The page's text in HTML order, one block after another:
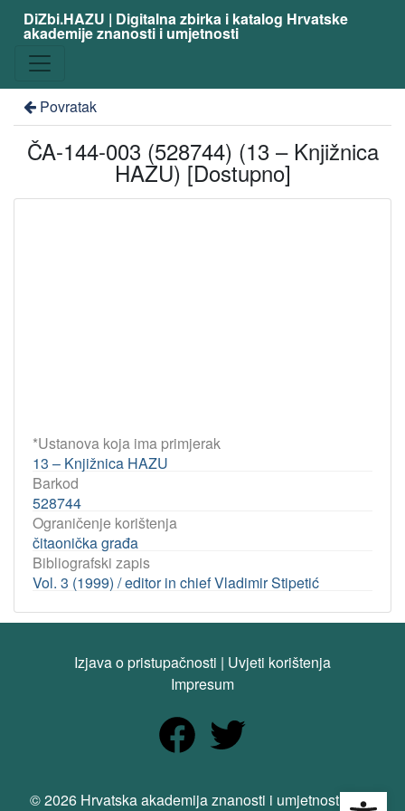
DiZbi.HAZU | Digitalna zbirka i katalog Hrvatske
akademije znanosti i umjetnosti
Povratak
ČA-144-003 (528744) (13 – Knjižnica
HAZU) [Dostupno]
*Ustanova koja ima primjerak
13 – Knjižnica HAZU
Barkod
528744
Ograničenje korištenja
čitaonička građa
Bibliografski zapis
Vol. 3 (1999) / editor in chief Vladimir Stipetić
Izjava o pristupačnosti | Uvjeti korištenja
Impresum
© 2026 Hrvatska akademija znanosti i umjetnosti. Sva